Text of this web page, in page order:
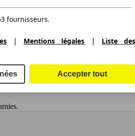
fournisseurs.
| Mentions légales |
Liste des
Accepter tout